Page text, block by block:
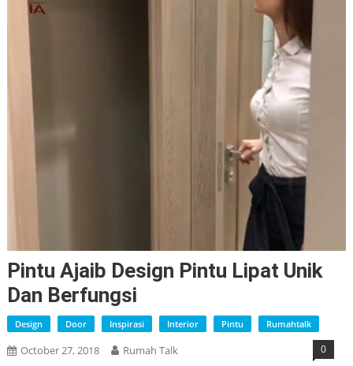
Pintu Ajaib Design Pintu Lipat Unik
Dan Berfungsi
Design Door Inspirasi Interior Pintu Rumahtalk
October 27, 2018 Rumah Talk 0